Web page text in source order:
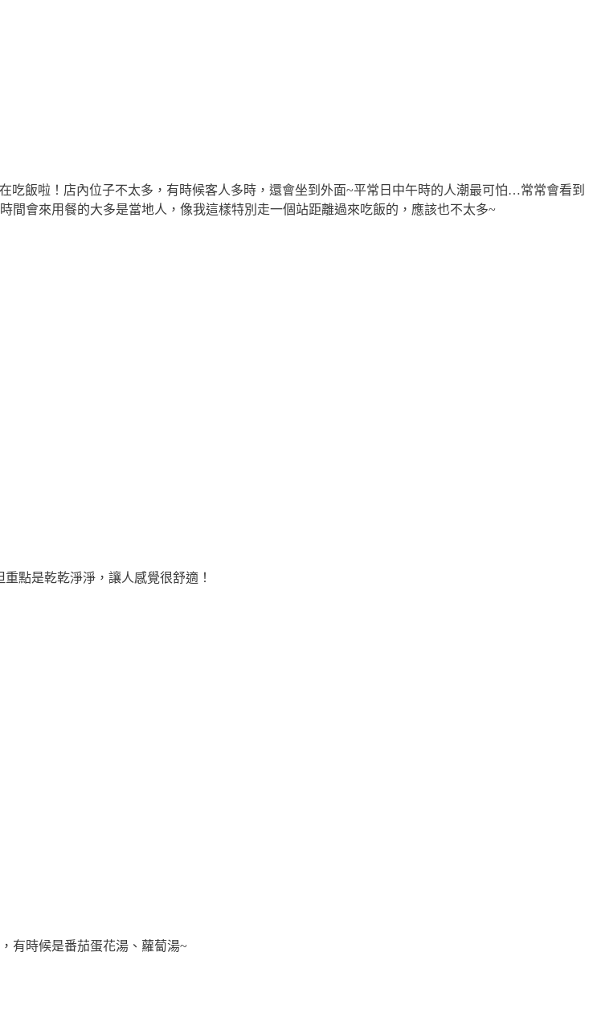
飯啦！店內位子不太多，有時候客人多時，還會坐到外面~平常日中午時的人潮最可怕…常常會看到
間會來用餐的大多是當地人，像我這樣特別走一個站距離過來吃飯的，應該也不太多~
點是乾乾淨淨，讓人感覺很舒適！
有時候是番茄蛋花湯、蘿蔔湯~